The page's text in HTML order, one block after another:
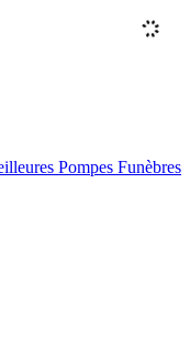
Pompes Funèbres